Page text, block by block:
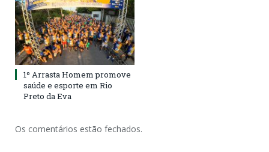
1º Arrasta Homem promove
saúde e esporte em Rio
Preto da Eva
Os comentários estão fechados.